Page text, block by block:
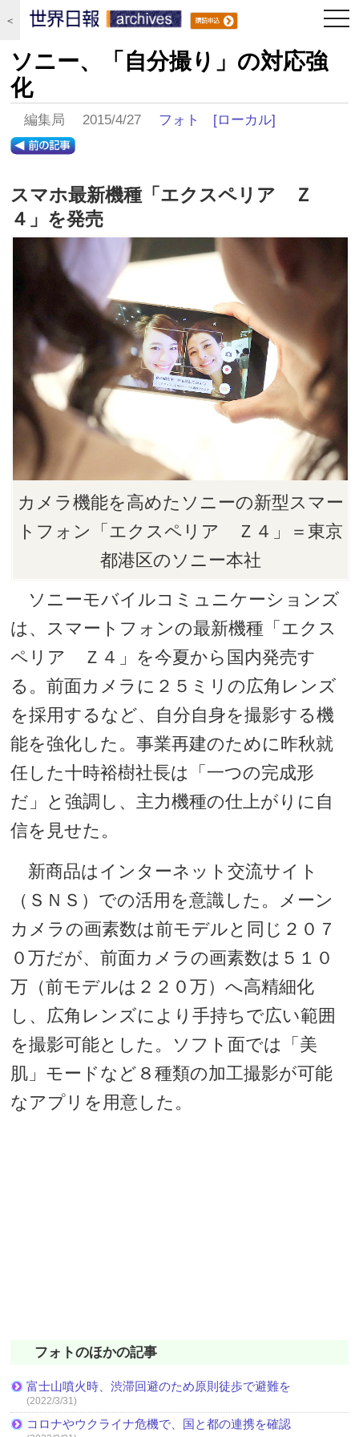
＜
ソニー、「自分撮り」の対応強
化
編集局 2015/4/27 フォト [ローカル]
スマホ最新機種「エクスペリア Ｚ
４」を発売
カメラ機能を高めたソニーの新型スマー
トフォン「エクスペリア Ｚ４」＝東京
都港区のソニー本社
ソニーモバイルコミュニケーションズ
は、スマートフォンの最新機種「エクス
ペリア Ｚ４」を今夏から国内発売す
る。前面カメラに２５ミリの広角レンズ
を採用するなど、自分自身を撮影する機
能を強化した。事業再建のために昨秋就
任した十時裕樹社長は「一つの完成形
だ」と強調し、主力機種の仕上がりに自
信を見せた。
新商品はインターネット交流サイト
（ＳＮＳ）での活用を意識した。メーン
カメラの画素数は前モデルと同じ２０７
０万だが、前面カメラの画素数は５１０
万（前モデルは２２０万）へ高精細化
し、広角レンズにより手持ちで広い範囲
を撮影可能とした。ソフト面では「美
肌」モードなど８種類の加工撮影が可能
なアプリを用意した。
フォトのほかの記事
富士山噴火時、渋滞回避のため原則徒歩で避難を
(2022/3/31)
コロナやウクライナ危機で、国と都の連携を確認